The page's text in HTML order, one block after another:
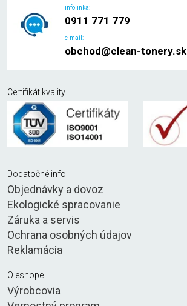
infolinka:
0911 771 779
e-mail:
obchod@clean-tonery.sk
Certifikát kvality
Dodatočné info
Objednávky a dovoz
Ekologické spracovanie
Záruka a servis
Ochrana osobných údajov
Reklamácia
O eshope
Výrobcovia